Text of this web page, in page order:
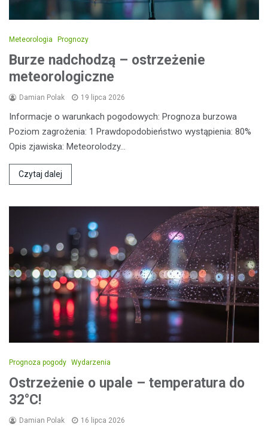
Meteorologia Prognozy
Burze nadchodzą – ostrzeżenie
meteorologiczne
Damian Polak 19 lipca 2026
Informacje o warunkach pogodowych: Prognoza burzowa
Poziom zagrożenia: 1 Prawdopodobieństwo wystąpienia: 80%
Opis zjawiska: Meteorolodzy…
Czytaj dalej
Prognoza pogody Wydarzenia
Ostrzeżenie o upale – temperatura do
32°C!
Damian Polak 16 lipca 2026